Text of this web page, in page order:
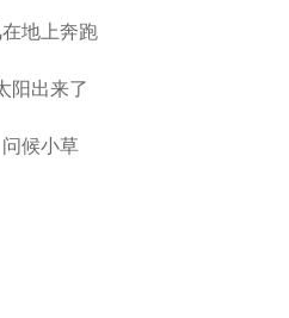
上奔跑
出来了
小草